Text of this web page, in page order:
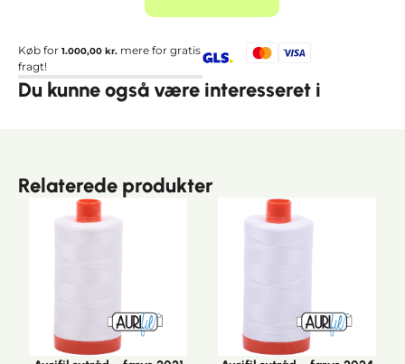
Køb for 1.000,00 kr. mere for gratis
fragt!
Du kunne også være interesseret i
Relaterede produkter